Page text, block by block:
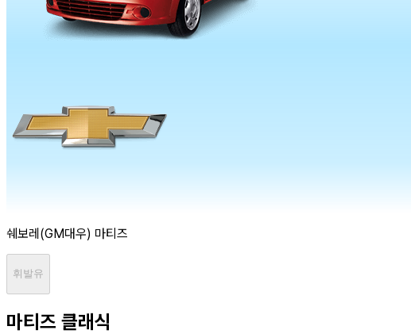
쉐보레(GM대우) 마티즈
휘발유
마티즈 클래식